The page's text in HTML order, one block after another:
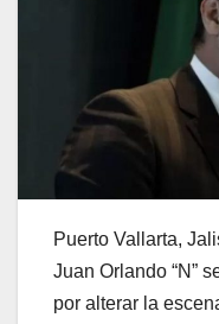
Puerto Vallarta,
Juan Orlando “N”
por alterar la